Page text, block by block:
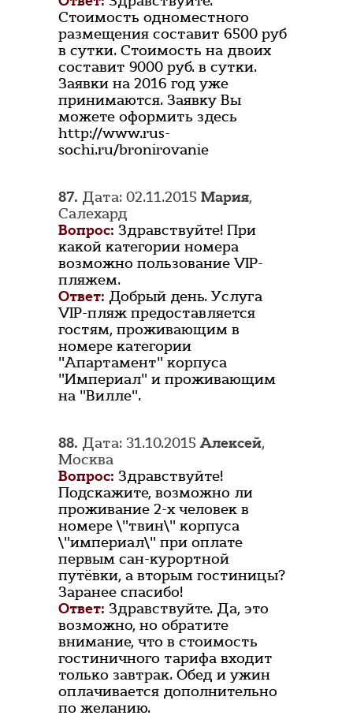
Стоимость одноместного
размещения составит 6500 руб
в сутки. Стоимость на двоих
составит 9000 руб. в сутки.
Заявки на 2016 год уже
принимаются. Заявку Вы
можете оформить здесь
http://www.rus-
sochi.ru/bronirovanie
87. Дата: 02.11.2015 Мария,
Салехард
Вопрос: Здравствуйте! При
какой категории номера
возможно пользование VIP-
пляжем.
Ответ: Добрый день. Услуга
VIP-пляж предоставляется
гостям, проживающим в
номере категории
"Апартамент" корпуса
"Империал" и проживающим
на "Вилле".
88. Дата: 31.10.2015Алексей,
Москва
Вопрос: Здравствуйте!
Подскажите, возможно ли
проживание 2-х человек в
номере \"твин\" корпуса
\"империал\" при оплате
первым сан-курортной
путёвки, а вторым гостиницы?
Заранее спасибо!
Ответ: Здравствуйте. Да, это
возможно, но обратите
внимание, что в стоимость
гостиничного тарифа входит
только завтрак. Обед и ужин
оплачивается дополнительно
по желанию.